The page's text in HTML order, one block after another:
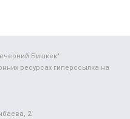
Бишкек"
ресурсах гиперссылка на
2.